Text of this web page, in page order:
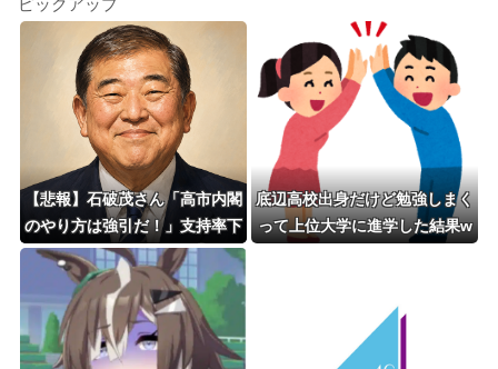
ピックアップ
【悲報】石破茂さん「高市内閣
のやり方は強引だ！」支持率下
落の理由を指摘 → ﾈｯﾄ「お前
が言うな」「鳥取県だけ減税無
しで！」 ｗｗｗｗｗｗｗｗｗ
ｗｗｗｗｗ
底辺高校出身だけど勉強しまく
って上位大学に進学した結果w